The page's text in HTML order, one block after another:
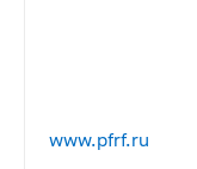
www.pfrf.ru